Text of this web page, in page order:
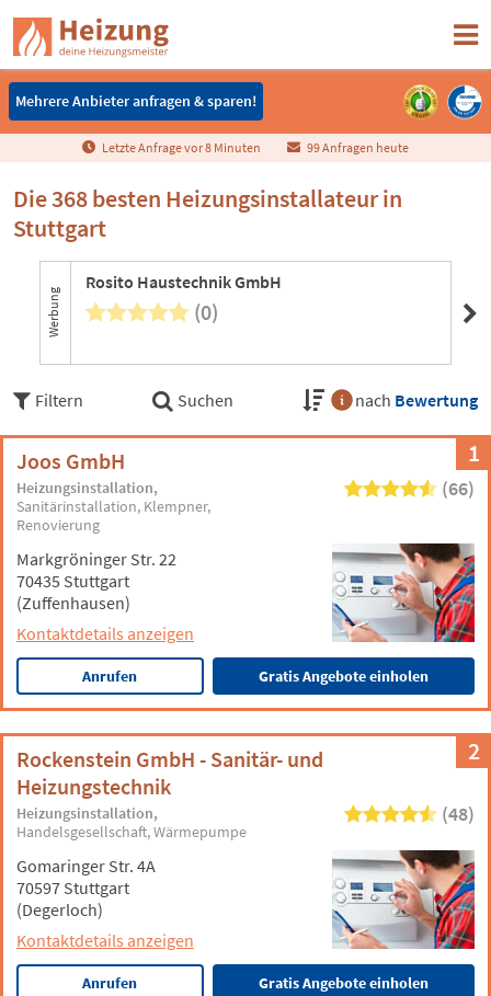
Mehrere Anbieter anfragen & sparen!
Mehrere Anbieter anfragen & sparen!
Letzte Anfrage vor8 Minuten 99 Anfragen heute
Die 368 besten Heizungsinstallateur in
Stuttgart
Werbung
Rosito Haustechnik GmbH
(0)
Filtern Suchen nach Bewertung
1
Joos GmbH
Heizungsinstallation
Sanitärinstallation Klempner
Renovierung
(66)
Markgröninger Str. 22
70435 Stuttgart
(Zuffenhausen)
Kontaktdetails anzeigen
Anrufen Gratis Angebote einholen
2
Rockenstein GmbH - Sanitär- und
Heizungstechnik
Heizungsinstallation
Handelsgesellschaft Wärmepumpe
(48)
Gomaringer Str. 4A
70597 Stuttgart
(Degerloch)
Kontaktdetails anzeigen
Anrufen Gratis Angebote einholen